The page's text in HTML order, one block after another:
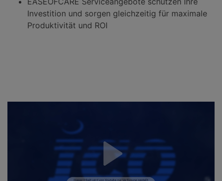
Investition und sorgen gleichzeitig für maximale
Produktivität und ROI